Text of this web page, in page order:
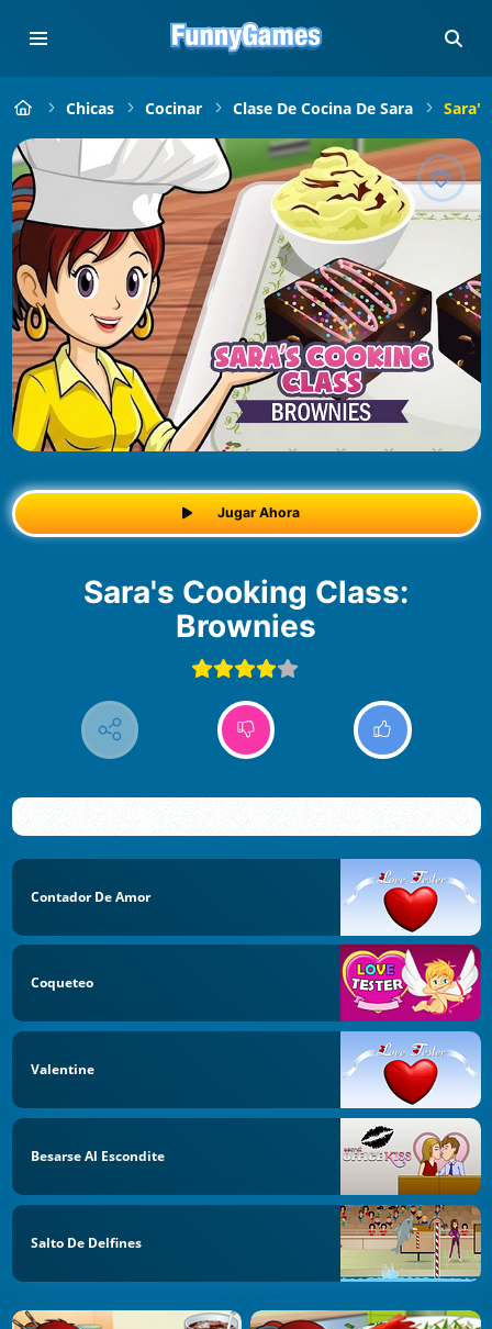
Chicas Cocinar Clase De Cocina De Sara
Jugar Ahora
Sara's Cooking Class:
Brownies
Contador De Amor
Coqueteo
Valentine
Besarse Al Escondite
Salto De Delfines